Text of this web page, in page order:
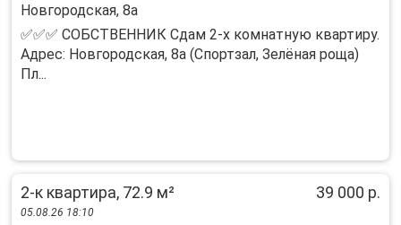
Новгородская, 8а
✅✅✅ СОБСТВЕННИК Сдам 2-х комнатную квартиру.
Адрес: Новгородская, 8а (Спортзал, Зелёная роща)
Пл...
2-к квартира, 72.9 м² 39 000 р.
05.08.26 18:10